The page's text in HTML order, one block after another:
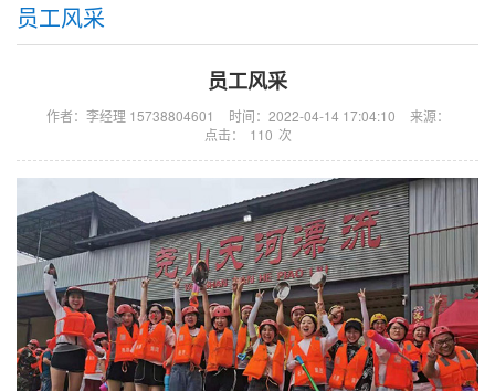
员工风采
员工风采
作者：李经理 15738804601 时间：2022-04-14 17:04:10
来源：
点击：
110 次